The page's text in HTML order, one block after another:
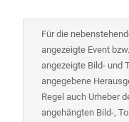
Für die
angezeigte Event
angezeigte Bild- und
angegebene
Regel auch Urheber
angehängten Bild-,